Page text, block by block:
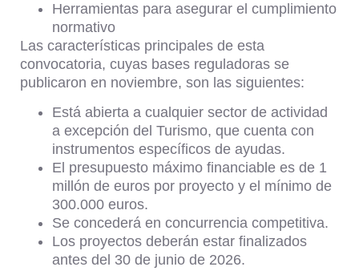
Herramientas para asegurar el cumplimiento
normativo
Las características principales de esta
convocatoria, cuyas bases reguladoras se
publicaron en noviembre, son las siguientes:
Está abierta a cualquier sector de actividad
a excepción del Turismo, que cuenta con
instrumentos específicos de ayudas.
El presupuesto máximo financiable es de 1
millón de euros por proyecto y el mínimo de
300.000 euros.
Se concederá en concurrencia competitiva.
Los proyectos deberán estar finalizados
antes del 30 de junio de 2026.